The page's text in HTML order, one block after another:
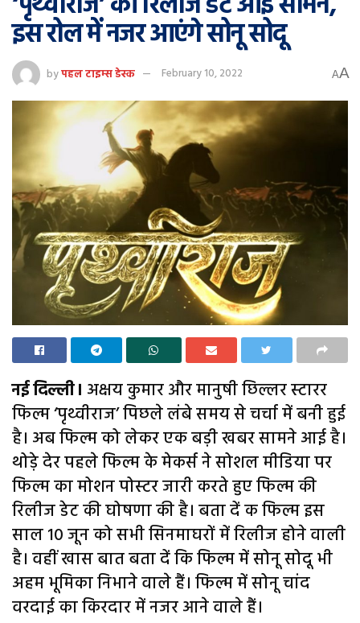
इस रोल में नजर आएंगे सोनू सोदू
byपहल टाइम्स डेस्क February 10, 2022 AA
नई दिल्ली। अक्षय कुमार और मानुषी छिल्लर स्टारर
फिल्म ‘पृथ्वीराज’ पिछले लंबे समय से चर्चा में बनी हुई
है। अब फिल्म को लेकर एक बड़ी खबर सामने आई है।
थोड़े देर पहले फिल्म के मेकर्स ने सोशल मीडिया पर
फिल्म का मोशन पोस्टर जारी करते हुए फिल्म की
रिलीज डेट की घोषणा की है। बता दें क फिल्म इस
साल 10 जून को सभी सिनमाघरों में रिलीज होने वाली
है। वहीं खास बात बता दें कि फिल्म में सोनू सोदू भी
अहम भूमिका निभाने वाले हैं। फिल्म में सोनू चांद
वरदाई का किरदार में नजर आने वाले हैं।